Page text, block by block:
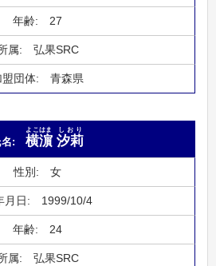
27
弘果SRC
青森県
横濵
よこはま
汐莉
しおり
女
1999/10/4
24
弘果SRC